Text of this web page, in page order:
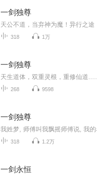
一剑独尊
318 1万
一剑独尊
天生道体，双重灵根，重修仙道......
268 9598
一剑独尊
318 1.2万
一剑永恒